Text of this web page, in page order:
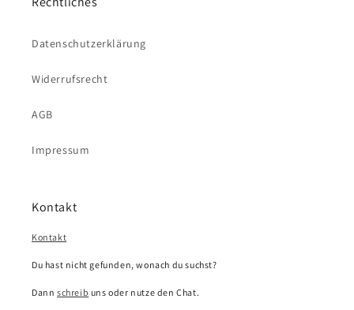
Datenschutzerklärung
Widerrufsrecht
AGB
Impressum
Kontakt
Kontakt
Du hast nicht gefunden, wonach du suchst?
Dann schreib uns oder nutze den Chat.